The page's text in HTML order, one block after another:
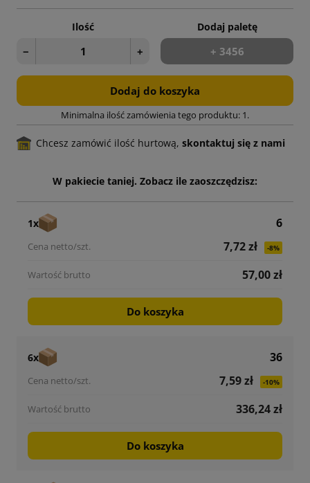
Ilość
− +
Dodaj paletę
+ 3456
Dodaj do koszyka
Minimalna ilość zamówienia tego produktu: 1.
Chcesz zamówić ilość hurtową, skontaktuj się z nami
W pakiecie taniej. Zobacz ile zaoszczędzisz:
1x
6
7,72 zł
-8%
57,00 zł
Do koszyka
6x
36
7,59 zł
-10%
336,24 zł
Do koszyka